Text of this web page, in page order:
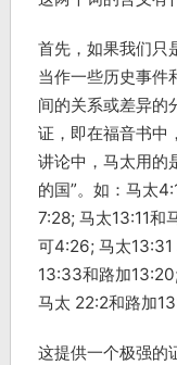
首先，如果我们只
当作一些历史事件
间的关系或差异的
证，即在福音书中
讲论中，马太用的
的国”。如：马太
7:28; 马太13:11和
可4:26; 马太
13:33和路加
马太 22:2和路加
这提供一个极强的